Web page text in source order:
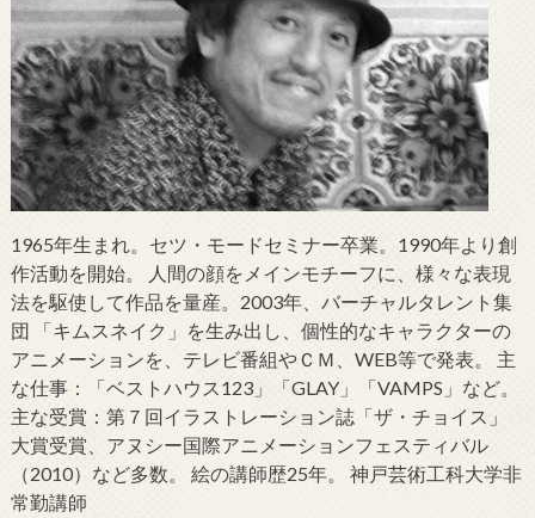
1965年生まれ。セツ・モードセミナー卒業。1990年より創
作活動を開始。 人間の顔をメインモチーフに、様々な表現
法を駆使して作品を量産。2003年、バーチャルタレント集
団 「キムスネイク」を生み出し、個性的なキャラクターの
アニメーションを、テレビ番組やＣＭ、WEB等で発表。 主
な仕事：「ベストハウス123」「GLAY」「VAMPS」など。
主な受賞：第７回イラストレーション誌「ザ・チョイス」
大賞受賞、アヌシー国際アニメーションフェスティバル
（2010）など多数。 絵の講師歴25年。 神戸芸術工科大学非
常勤講師